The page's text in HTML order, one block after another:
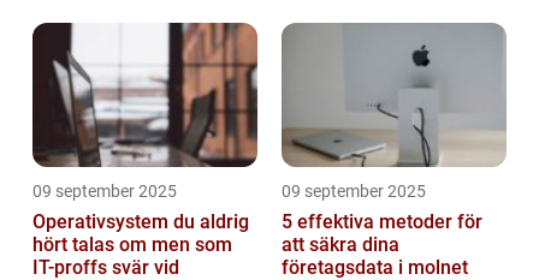
09 september 2025
Operativsystem du aldrig
hört talas om men som
IT-proffs svär vid
09 september 2025
5 effektiva metoder för
att säkra dina
företagsdata i molnet